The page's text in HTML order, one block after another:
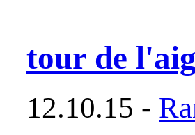
tour de
12.10.15 -